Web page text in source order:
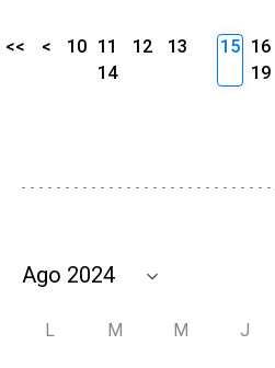
<< < 10 11 12
13
14
15 16
19
L M M J